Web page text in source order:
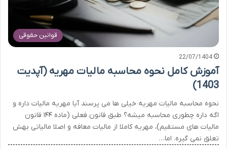
قوانین حقوقی
22/07/1404
آموزش کامل نحوه محاسبه مالیات مهریه (آپدیت
1403)
نحوه محاسبه مالیات مهریه خیلی ها می پرسند آیا مهریه مالیات داره و
اگه داره چطوری محاسبه میشه؟ طبق قانون فعلی (ماده ۱۴۴ قانون
مالیات های مستقیم)، مهریه کاملا از مالیات معافه و اصلا مالیاتی بهش
تعلق نمی گیره. اما…